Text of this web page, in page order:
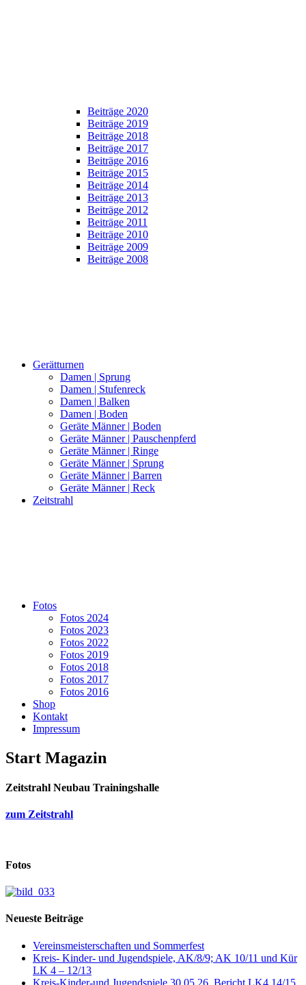
Beiträge 2020
Beiträge 2019
Beiträge 2018
Beiträge 2017
Beiträge 2016
Beiträge 2015
Beiträge 2014
Beiträge 2013
Beiträge 2012
Beiträge 2011
Beiträge 2010
Beiträge 2009
Beiträge 2008
Gerätturnen
Damen | Sprung
Damen | Stufenreck
Damen | Balken
Damen | Boden
Geräte Männer | Boden
Geräte Männer | Pauschenpferd
Geräte Männer | Ringe
Geräte Männer | Sprung
Geräte Männer | Barren
Geräte Männer | Reck
Zeitstrahl
Fotos
Fotos 2024
Fotos 2023
Fotos 2022
Fotos 2019
Fotos 2018
Fotos 2017
Fotos 2016
Shop
Kontakt
Impressum
Start Magazin
Zeitstrahl Neubau Trainingshalle
zum Zeitstrahl
Fotos
Neueste Beiträge
Vereinsmeisterschaften und Sommerfest
Kreis- Kinder- und Jugendspiele, AK/8/9; AK 10/11 und Kür
LK 4 – 12/13
Kreis-Kinder-und Jugendspiele 30.05.26, Bericht LK4 14/15,